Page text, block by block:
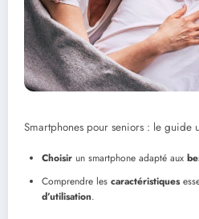
Smartphones pour seniors : le
Choisir un smartphone adapté aux
Comprendre les caractéristiques
d’utilisation.